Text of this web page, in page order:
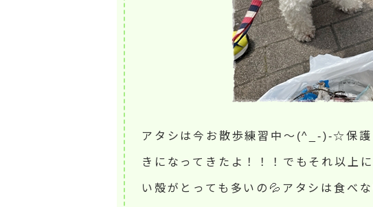
アタシは今お散歩練習中～(^_-)-☆保護
きになってきたよ！！！でもそれ以上
い殻がとっても多いの💦アタシは食べ